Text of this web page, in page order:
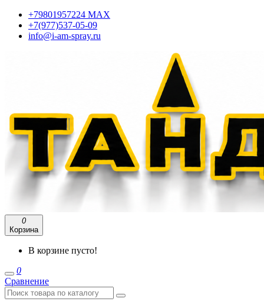
+79801957224 МАХ
+7(977)537-05-09
info@i-am-spray.ru
0
Корзина
В корзине пусто!
0
Сравнение